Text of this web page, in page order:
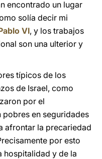
encontrado un lugar
solía decir mi
VI, y los trabajos
son una ulterior y
típicos de los
de Israel, como
por el
pobres en seguridades
afrontar la precariedad
por esto
hospitalidad y de la